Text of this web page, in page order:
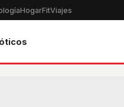
HogarFitViajes